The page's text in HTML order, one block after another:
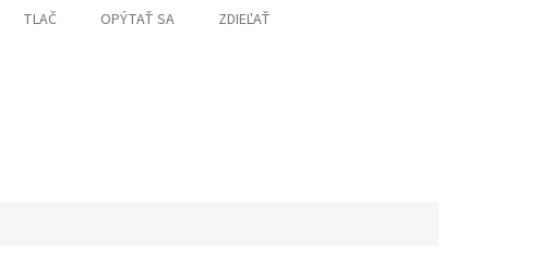
TLAČ OPÝTAŤ SA ZDIEĽAŤ